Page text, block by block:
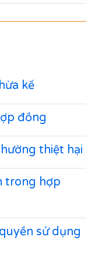
kế
đồng
thiệt hại
trong hợp
sử dụng